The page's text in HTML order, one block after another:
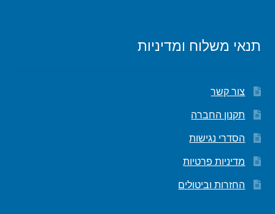
תנאי משלוח ומדיניות
צור קשר
תקנון החברה
הסדרי נגישות
מדיניות פרטיות
החזרות וביטולים